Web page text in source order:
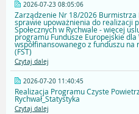
2026-07-23 08:05:06
Zarządzenie Nr 18/2026 Burmistrza
sprawie upoważnienia do realizacji
Społecznych w Rychwale - więcej
programu Fundusze Europejskie dla
współfinansowanego z funduszu
(FST)
Czytaj dalej
2026-07-20 11:40:45
Realizacja Programu Czyste
Rychwał_Statystyka
Czytaj dalej